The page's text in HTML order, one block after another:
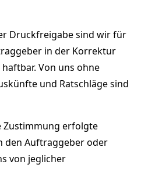
Druckfreigabe sind wir für
in der Korrektur
Von uns ohne
und Ratschläge sind
Zustimmung erfolgte
den Auftraggeber oder
von jeglicher